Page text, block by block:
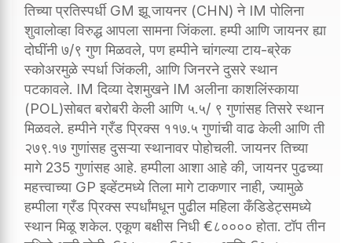
तिच्या प्रतिस्पर्धी GM झू जायनर (CHN) ने IM पोलिना
शुवालोव्हा विरुद्ध आपला सामना जिंकला. हम्पी आणि जायनर ह्या
दोघींनी ७/९ गुण मिळवले, पण हम्पीने चांगल्या टाय-ब्रेक
स्कोअरमुळे स्पर्धा जिंकली, आणि जिनरने दुसरे स्थान
पटकावले. IM दिव्या देशमुखने IM अलीना काशलिंस्काया
(POL)सोबत बरोबरी केली आणि ५.५/ ९ गुणांसह तिसरे स्थान
मिळवले. हम्पीने ग्रँड प्रिक्स ११७.५ गुणांची वाढ केली आणि ती
२७९.१७ गुणांसह दुसऱ्या स्थानावर पोहोचली. जायनर तिच्या
मागे 235 गुणांसह आहे. हम्पीला आशा आहे की, जायनर पुढच्या
महत्त्वाच्या GP इव्हेंटमध्ये तिला मागे टाकणार नाही, ज्यामुळे
हम्पीला ग्रँड प्रिक्स स्पर्धांमधून पुढील महिला कँडिडेट्समध्ये
स्थान मिळू शकेल. एकूण बक्षीस निधी €८०००० होता. टॉप तीन